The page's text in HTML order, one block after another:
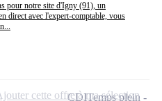
pour notre site d'Igny (91), un
direct avec l'expert-comptable, vous
CDITemps plein
cette offre à ma sélection